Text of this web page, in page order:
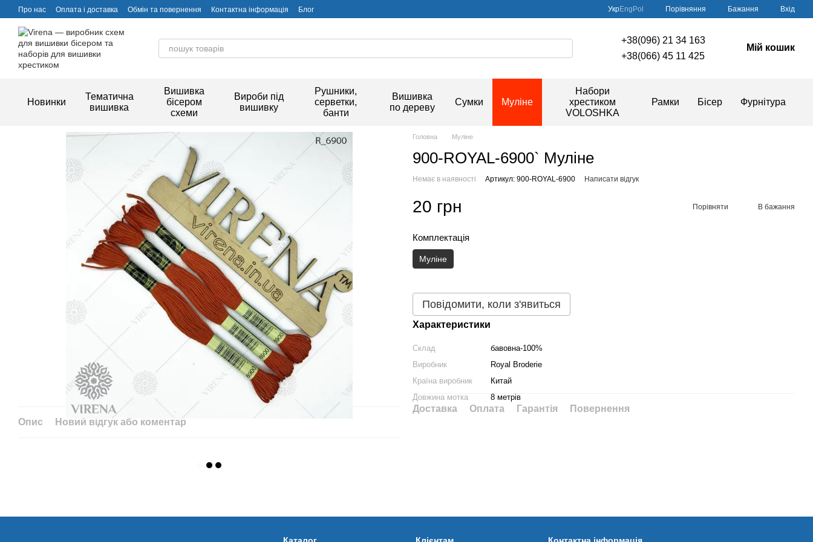
Перейти до основного контенту
Про нас Оплата і доставка Обмін та повернення Контактна інформація Блог УкрEng Pol Порівняння Бажання Вхід
+38(096) 21 34 163
+38(066) 45 11 425
Мій кошик
Новинки
Тематична
вишивка
Вишивка
бісером
схеми
Вироби під
вишивку
Рушники,
серветки,
банти
Вишивка
по дереву
Сумки Муліне
Набори
хрестиком
VOLOSHKA
Рамки Бісер Фурнітура
Опис Новий відгук або коментар
Головна Муліне
900-ROYAL-6900` Муліне
Немає в наявності Артикул: 900-ROYAL-6900 Написати відгук
20 грн Порівняти В бажання
Комплектація
Муліне
Повідомити, коли з'явиться
Характеристики
Склад
бавовна-100%
Виробник
Royal Broderie
Країна виробник
Китай
Довжина мотка
8 метрів
Доставка Оплата Гарантія Повернення